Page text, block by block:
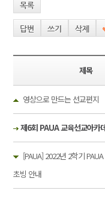
목록
답변 쓰기 삭제
제목
영상으로 만드는 선교편지
제6회 PAUA 교육선교아카
[PAUA] 2022년 2학기
초빙 안내